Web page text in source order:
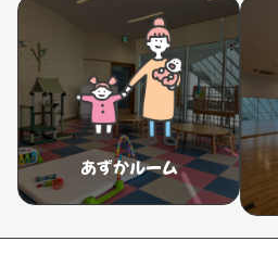
あずかルーム